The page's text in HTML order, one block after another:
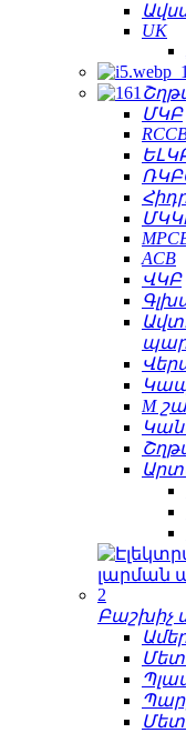
UK
ՄԿԲ
ACB
ՎԿԲ
M
Բաշխիչ